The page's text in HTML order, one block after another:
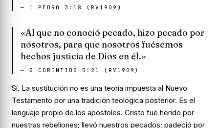
— 1 PEDRO 3:18 (RV1909)
«Al que no conoció pecado, hizo pecado por
nosotros, para que nosotros fuésemos
hechos justicia de Dios en él.»
— 2 CORINTIOS 5:21 (RV1909)
Sí. La sustitución no es una teoría impuesta al Nuevo
Testamento por una tradición teológica posterior. Es el
lenguaje propio de los apóstoles. Cristo fue herido por
nuestras rebeliones; llevó nuestros pecados; padeció por